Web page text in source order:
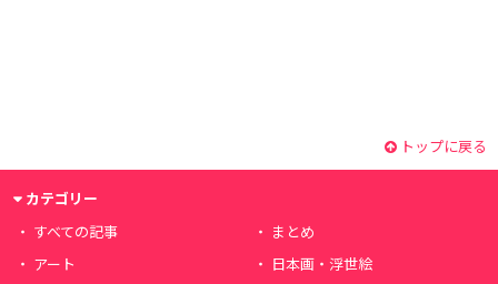
トップに戻る
カテゴリー
すべての記事
まとめ
アート
日本画・浮世絵